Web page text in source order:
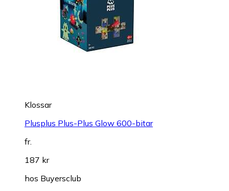
Klossar
Plusplus Plus-Plus Glow 600-bitar
fr.
187 kr
hos Buyersclub